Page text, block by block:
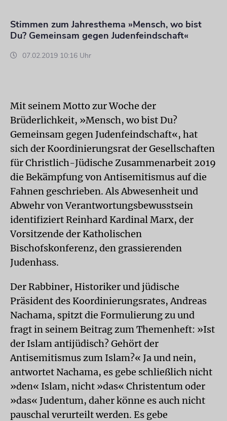
Stimmen zum Jahresthema »Mensch, wo bist
Du? Gemeinsam gegen Judenfeindschaft«
07.02.2019 10:16 Uhr
Mit seinem Motto zur Woche der
Brüderlichkeit, »Mensch, wo bist Du?
Gemeinsam gegen Judenfeindschaft«, hat
sich der Koordinierungsrat der Gesellschaften
für Christlich-Jüdische Zusammenarbeit 2019
die Bekämpfung von Antisemitismus auf die
Fahnen geschrieben. Als Abwesenheit und
Abwehr von Verantwortungsbewusstsein
identifiziert Reinhard Kardinal Marx, der
Vorsitzende der Katholischen
Bischofskonferenz, den grassierenden
Judenhass.
Der Rabbiner, Historiker und jüdische
Präsident des Koordinierungsrates, Andreas
Nachama, spitzt die Formulierung zu und
fragt in seinem Beitrag zum Themenheft: »Ist
der Islam antijüdisch? Gehört der
Antisemitismus zum Islam?« Ja und nein,
antwortet Nachama, es gebe schließlich nicht
»den« Islam, nicht »das« Christentum oder
»das« Judentum, daher könne es auch nicht
pauschal verurteilt werden. Es gebe